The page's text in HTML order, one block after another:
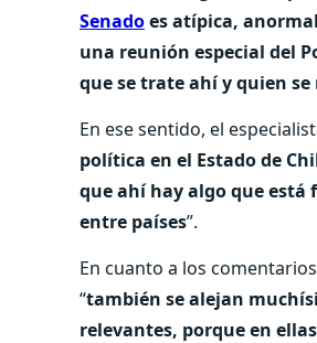
Senadoes atípica,
una reunión especial del
que se trate ahí y quien
En ese sentido, el
política en el Estado de
que ahí hay algo que está
entre países”.
En cuanto a los
“también se alejan
relevantes, porque en